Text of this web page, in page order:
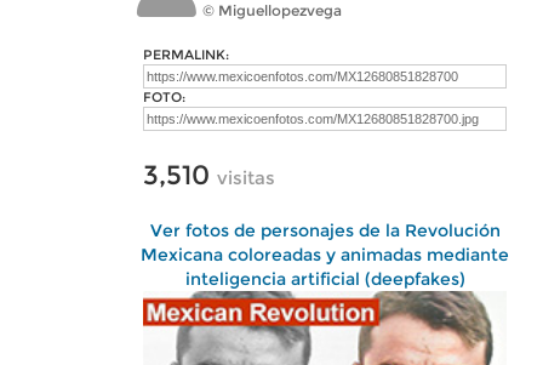
© Miguellopezvega
PERMALINK:
FOTO:
3,510 visitas
Ver fotos de personajes de la Revolución
Mexicana coloreadas y animadas mediante
inteligencia artificial (deepfakes)